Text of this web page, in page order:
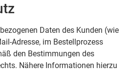
Daten des Kunden (wie
Adresse, im Bestellprozess
den Bestimmungen des
Nähere Informationen hierzu